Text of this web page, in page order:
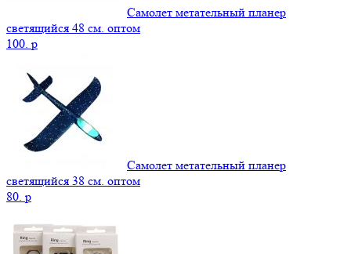
Самолет метательный планер
светящийся 48 см. оптом
100. p
Самолет метательный планер
светящийся 38 см. оптом
80. p